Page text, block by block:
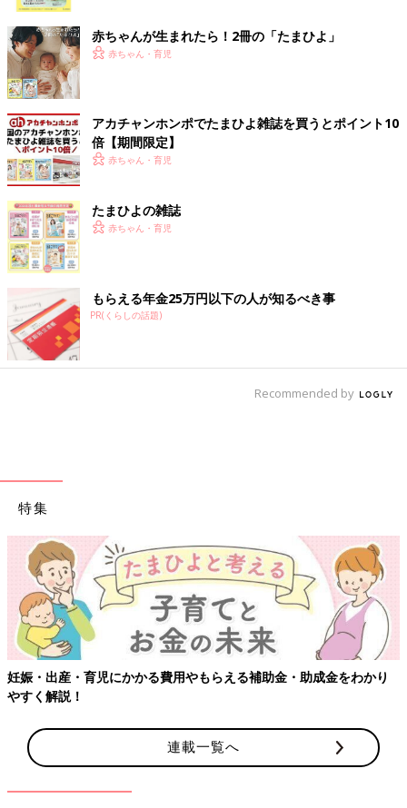
病院に連れていくのが大変な場合は、自宅で療養しつつ、落ち着
いたタイミングで受診してもいいでしょう。ただし、起きている
のに尿が12時間以上出ていない、意識がもうろうとしているなど
の場合はすぐに受診してください。発熱が3〜4日以上続く、下痢
が1週間以上続くなども、緊急ではありませんが、受診の目安で
す」（白井先生）
ウイルス性胃腸炎と診断された場合、その原因のウイルスは検査
しないとわかりませんが、多くの場合、検査は行われないと白井
先生は言います。
「判明したところで処方薬など治療の内容は変わらないことが、
主な理由です。また検査キットがない医療機関も少なくありませ
ん。もちろん必要があれば調べますし、総合病院などでは診療の
一環で検査をすることも。また、たとえば同じ保育園に通う子が
『ロタウイルスだった』とわかっていれば、周囲で同じような症
状が出ている子たちもロタウイルスだろう、と臨床診断をしま
す」（白井先生）
感染力が強いので、周囲で流行している場合は、覚
保育園などの集団生活の場での感染拡大が心配されます。
性胃腸炎を完全に予防するのは難しいでしょう。ウイルス性胃腸
炎では予期せぬタイミングで吐くこともあるので、同じクラスで
1人がかかったら、数日以内にうつる覚悟をしたほうがいいかも
しれません。
赤ちゃんはよだれが多い上、だ液のついた手でいろいろなものを
触ったりなめたりするので、そこから感染が広がることもありま
す。保育園に通っている場合、クラスで流行している病気の情報
は注意深くキャッチしましょう。感染症が流行しているときは、
赤ちゃんの体調にいつも以上に気を配れるといいですね」（白井
監修／白井沙良子先生
取材・文／中澤夕美恵、たまひよONLINE編集部
赤ちゃんが生まれたら！2冊の「たまひよ」
赤ちゃん・育児
アカチャンホンポでたまひよ雑誌を買うとポイント10
倍【期間限定】
赤ちゃん・育児
たまひよの雑誌
赤ちゃん・育児
もらえる年金25万円以下の人が知るべき事
PR(くらしの話題)
Recommended by
特集
妊娠・出産・育児にかかる費用やもらえる補助金・助成金をわかり
やすく解説！
連載一覧へ